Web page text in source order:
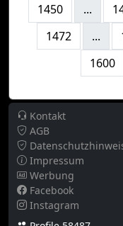
1450
...
1472
...
1600
Kontakt
AGB
Impressum
Werbung
Facebook
Instagram